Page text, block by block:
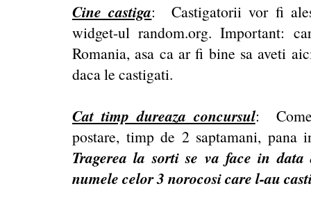
Cine castiga: Castigatorii vor fi
widget-ul random.org. Important:
Romania, asa ca ar fi bine sa aveti
daca le castigati.
Cat timp dureaza concursul:
postare, timp de 2 saptamani,
Tragerea la sorti se va face in
numele celor 3 norocosi care l-au